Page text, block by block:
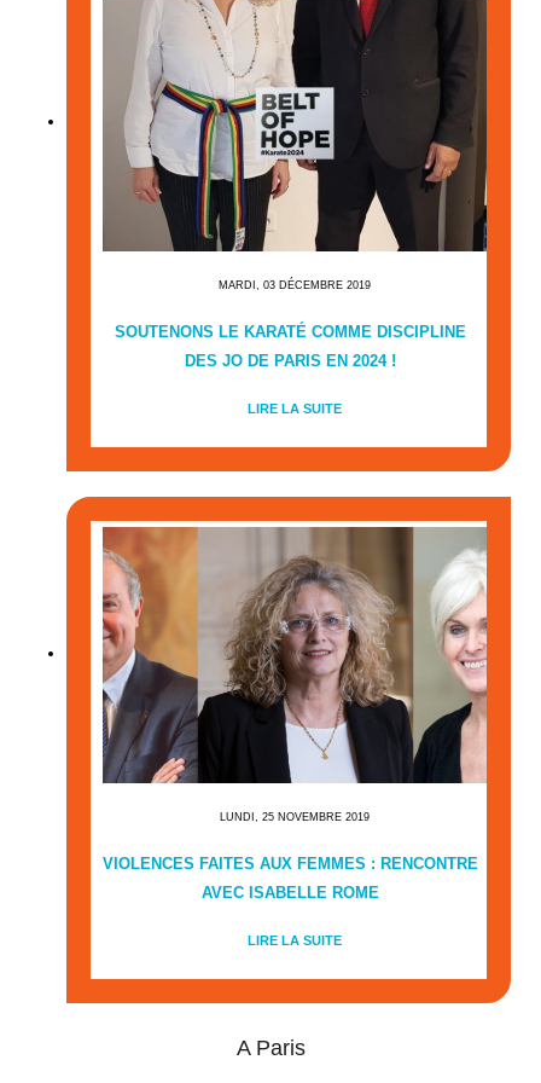
MARDI, 03 DÉCEMBRE 2019
SOUTENONS LE KARATÉ COMME DISCIPLINE
DES JO DE PARIS EN 2024 !
LIRE LA SUITE
LUNDI, 25 NOVEMBRE 2019
VIOLENCES FAITES AUX FEMMES : RENCONTRE
AVEC ISABELLE ROME
LIRE LA SUITE
A Paris